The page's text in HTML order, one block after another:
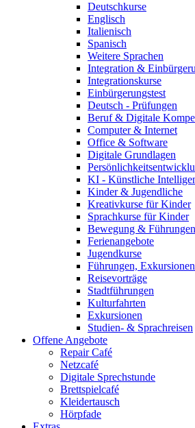
Deutschkurse
Englisch
Italienisch
Spanisch
Weitere Sprachen
Integration &
Integrationskurse
Einbürgerungstest
Deutsch - Prüfungen
Beruf & Digitale
Computer & Internet
Office & Software
Digitale Grundlagen
KI - Künstliche
Kinder & Jugendliche
Kreativkurse für Kinder
Sprachkurse für Kinder
Bewegung &
Ferienangebote
Jugendkurse
Führungen,
Reisevorträge
Stadtführungen
Kulturfahrten
Exkursionen
Studien- & Sprachreisen
Offene Angebote
Repair Café
Netzcafé
Digitale Sprechstunde
Brettspielcafé
Kleidertausch
Hörpfade